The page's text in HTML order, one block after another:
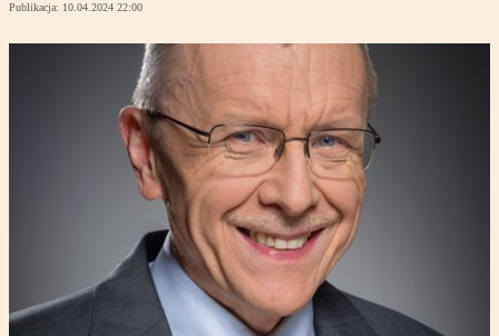
Publikacja: 10.04.2024 22:00